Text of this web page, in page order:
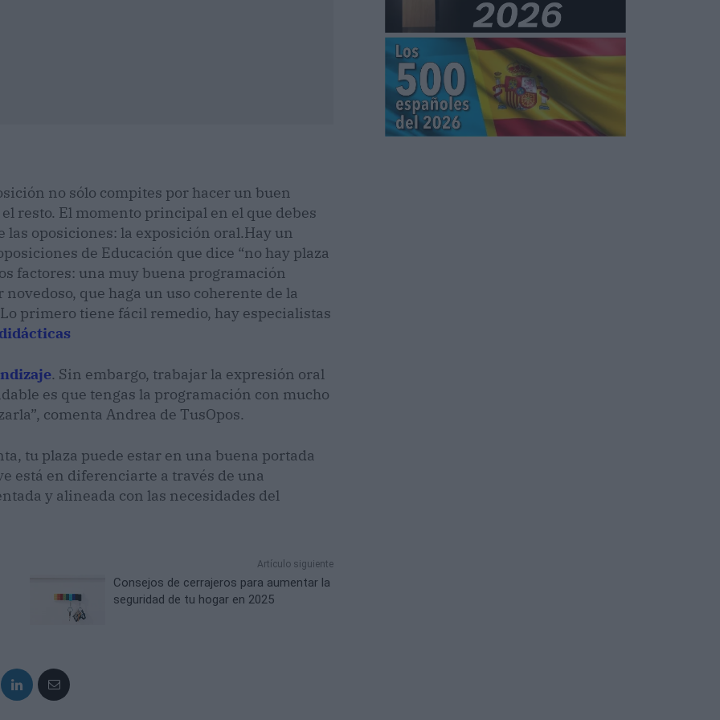
no sólo compites por hacer un buen
resto. El momento principal en el que debes
oposiciones: la exposición oral.Hay un
de Educación que dice “no hay plaza
factores: una muy buena programación
que haga un uso coherente de la
Lo primero tiene fácil remedio, hay especialistas
. Sin embargo, trabajar la expresión oral
es que tengas la programación con mucho
comenta Andrea de TusOpos.
tu plaza puede estar en una buena portada
está en diferenciarte a través de una
y alineada con las necesidades del
Artículo siguiente
Consejos de cerrajeros para aumentar la
seguridad de tu hogar en 2025